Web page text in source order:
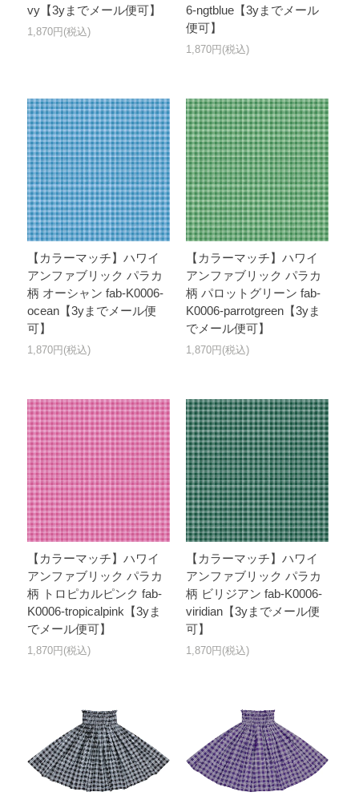
vy【3yまでメール便可】
1,870円(税込)
6-ngtblue【3yまでメール
便可】
1,870円(税込)
【カラーマッチ】ハワイ
アンファブリック パラカ
柄 オーシャン fab-K0006-
ocean【3yまでメール便
可】
1,870円(税込)
【カラーマッチ】ハワイ
アンファブリック パラカ
柄 パロットグリーン fab-
K0006-parrotgreen【3yま
でメール便可】
1,870円(税込)
【カラーマッチ】ハワイ
アンファブリック パラカ
柄 トロピカルピンク fab-
K0006-tropicalpink【3yま
でメール便可】
1,870円(税込)
【カラーマッチ】ハワイ
アンファブリック パラカ
柄 ビリジアン fab-K0006-
viridian【3yまでメール便
可】
1,870円(税込)